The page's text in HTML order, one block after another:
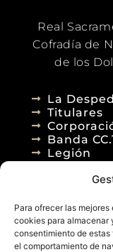
Para ofrecer las
cookies para almacenar
consentimiento de
el comportamiento de
Real
Cofradía de
de los
La
Titulares
Banda
Legión
Agenda
Blog
Contacto